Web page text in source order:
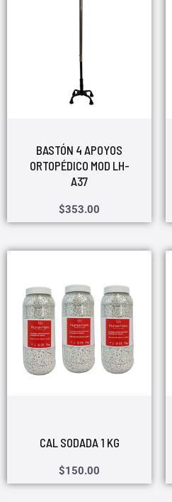
BASTÓN 4 APOYOS
ORTOPÉDICO MOD LH-
A37
$353.00
CAL SODADA 1 KG
$150.00